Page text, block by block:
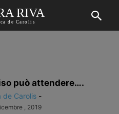
RIVA
de Carolis
può attendere….
de Carolis -
, 2019